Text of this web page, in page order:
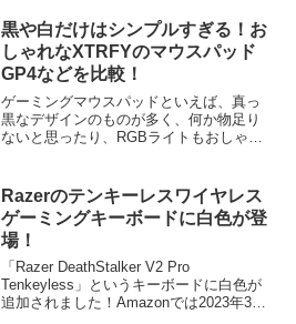
ワサプライから販売されているドリンク
ホルダーです！このホルダ...
黒や白だけはシンプルすぎる！お
しゃれなXTRFYのマウスパッド
GP4などを比較！
ゲーミングマウスパッドといえば、真っ
黒なデザインのものが多く、何か物足り
ないと思ったり、RGBライトもおしゃれ
Xtrfyという海外メーカーのおしゃれなゲ
ーミングマウスパ...
Razerのテンキーレスワイヤレス
ゲーミングキーボードに白色が登
場！
「Razer DeathStalker V2 Pro
Tenkeyless」というキーボードに白色が
追加されました！Amazonでは2023年3月